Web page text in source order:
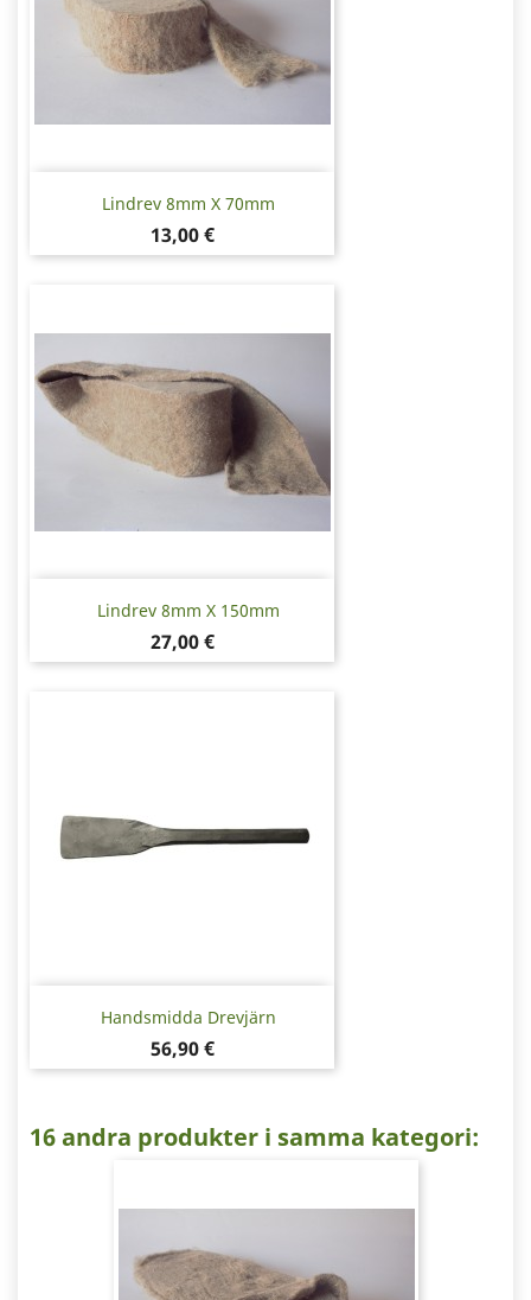
Lindrev 8mm X 70mm
Pris
13,00 €
Lindrev 8mm X 150mm
Pris
27,00 €
Handsmidda Drevjärn
Pris
56,90 €
16 andra produkter i samma kategori: